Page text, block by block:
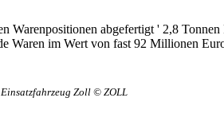
abgefertigt ' 2,8
Waren im Wert von fast 92 Millionen
Einsatzfahrzeug Zoll © ZOLL